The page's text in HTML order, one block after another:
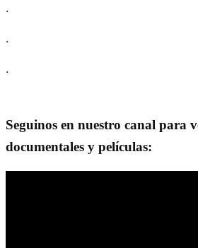
.
.
.
Seguinos en nuestro canal para
documentales y películas: